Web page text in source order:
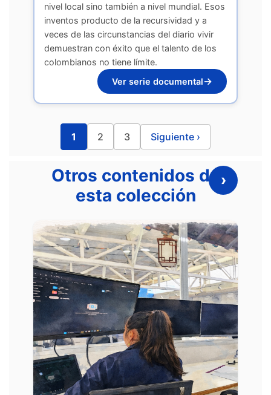
nivel local sino también a nivel mundial. Esos
inventos producto de la recursividad y a
veces de las circunstancias del diario vivir
demuestran con éxito que el talento de los
colombianos no tiene límite.
Ver serie documental→
1 2 3 Siguiente ›
Otros contenidos de
esta colección
›